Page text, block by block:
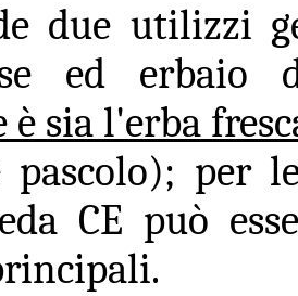
due utilizzi
ed
sia l'erba
per
CE può